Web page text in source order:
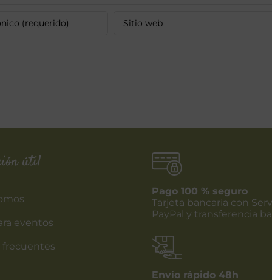
útil
eventos
frecuentes
Pago 100 % seguro
Tarjeta bancaria con
PayPal y transferencia
Envío rápido 48h